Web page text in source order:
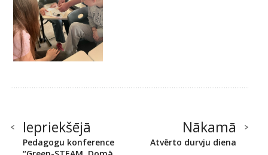
Iepriekšējā
Pedagogu konference
Nākamā
Atvērto durvju diena